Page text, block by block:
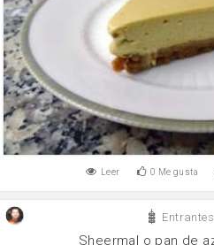
Leer 0 Me gusta
Entrantes
Sheermal o pan de